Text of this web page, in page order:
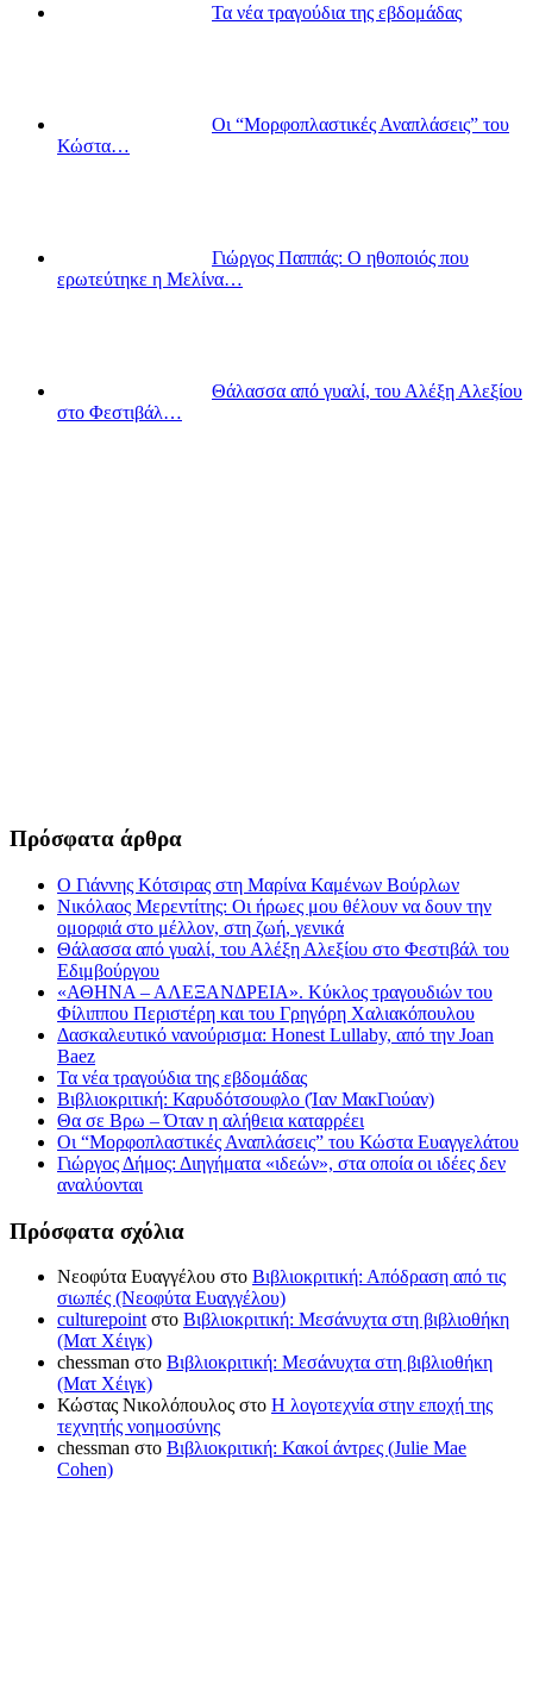
Τα νέα τραγούδια της εβδομάδας
Οι “Μορφοπλαστικές Αναπλάσεις” του
Κώστα…
Γιώργος Παππάς: Ο ηθοποιός που
ερωτεύτηκε η Μελίνα…
Θάλασσα από γυαλί, του Αλέξη Αλεξίου
στο Φεστιβάλ…
Πρόσφατα άρθρα
Ο Γιάννης Κότσιρας στη Μαρίνα Καμένων Βούρλων
Νικόλαος Μερεντίτης: Οι ήρωες μου θέλουν να δουν την
ομορφιά στο μέλλον, στη ζωή, γενικά
Θάλασσα από γυαλί, του Αλέξη Αλεξίου στο Φεστιβάλ του
Εδιμβούργου
«ΑΘΗΝΑ – ΑΛΕΞΑΝΔΡΕΙΑ». Κύκλος τραγουδιών του
Φίλιππου Περιστέρη και του Γρηγόρη Χαλιακόπουλου
Δασκαλευτικό νανούρισμα: Honest Lullaby, από την Joan
Baez
Τα νέα τραγούδια της εβδομάδας
Βιβλιοκριτική: Καρυδότσουφλο (Ίαν ΜακΓιούαν)
Θα σε Βρω – Όταν η αλήθεια καταρρέει
Οι “Μορφοπλαστικές Αναπλάσεις” του Κώστα Ευαγγελάτου
Γιώργος Δήμος: Διηγήματα «ιδεών», στα οποία οι ιδέες δεν
αναλύονται
Πρόσφατα σχόλια
Νεοφύτα Ευαγγέλου στο Βιβλιοκριτική: Απόδραση από τις
σιωπές (Νεοφύτα Ευαγγέλου)
culturepointστο Βιβλιοκριτική: Μεσάνυχτα στη βιβλιοθήκη
(Ματ Χέιγκ)
chessman στο Βιβλιοκριτική: Μεσάνυχτα στη βιβλιοθήκη
(Ματ Χέιγκ)
Κώστας Νικολόπουλος στο Η λογοτεχνία στην εποχή της
τεχνητής νοημοσύνης
chessman στο Βιβλιοκριτική: Κακοί άντρες (Julie Mae
Cohen)